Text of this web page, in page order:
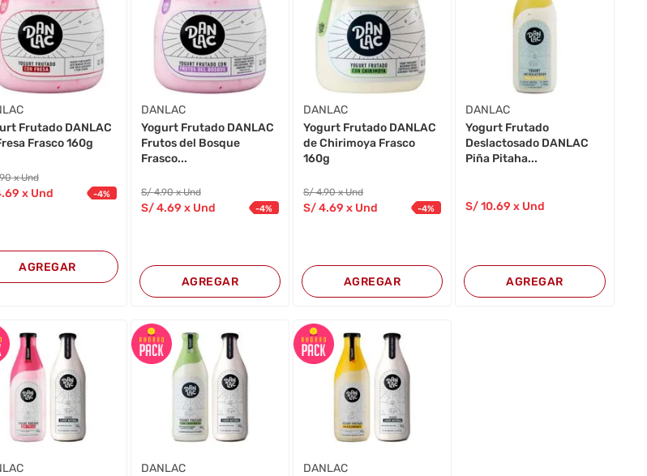
Frutado DANLAC
Frasco 160g
x Und
.69 x Und -4%
AGREGAR
DANLAC
Yogurt Frutado DANLAC
Frutos del Bosque
Frasco...
S/4.90 x Und
S/4.69 x Und -4%
AGREGAR
DANLAC
Yogurt Frutado DANLAC
de Chirimoya Frasco
160g
S/4.90 x Und
S/4.69 x Und -4%
AGREGAR
DANLAC
Yogurt Frutado
Deslactosado DANLAC
Piña Pitaha...
S/10.69 x Und
AGREGAR
DANLAC
DANLAC